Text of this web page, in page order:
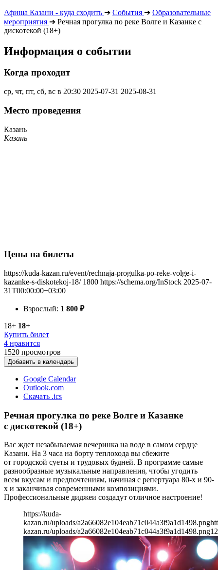
Афиша Казани - куда сходить ➔ События ➔ Образовательные
мероприятия ➔ Речная прогулка по реке Волге и Казанке с
дискотекой (18+)
Информация о событии
Когда проходит
ср, чт, пт, сб, вс в 20:30 2025-07-31 2025-08-31
Место проведения
Казань
Казань
Цены на билеты
https://kuda-kazan.ru/event/rechnaja-progulka-po-reke-volge-i-
kazanke-s-diskotekoj-18/ 1800 https://schema.org/InStock 2025-07-
31T00:00:00+03:00
Взрослый: 1 800 ₽
18+ 18+
Купить билет
4 нравится
1520 просмотров
Добавить в календарь
Google Calendar
Outlook.com
Скачать .ics
Речная прогулка по реке Волге и Казанке
с дискотекой (18+)
Вас ждет незабываемая вечеринка на воде в самом сердце
Казани. На 3 часа на борту теплохода вы сбежите
от городской суеты и трудовых будней. В программе самые
разнообразные музыкальные направления, чтобы угодить
всем вкусам и предпочтениям, начиная с репертуара 80-х и 90-
х и заканчивая современными композициями.
Профессиональные диджеи создадут отличное настроение!
https://kuda-
kazan.ru/uploads/a2a66082e104eab71c044a3f9a1d1498.png
kazan.ru/uploads/a2a66082e104eab71c044a3f9a1d1498.png